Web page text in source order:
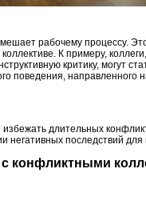
рабочему процессу.
К примеру,
критику, могут
поведения, направленного
длительных
негативных последствий
с конфликтными